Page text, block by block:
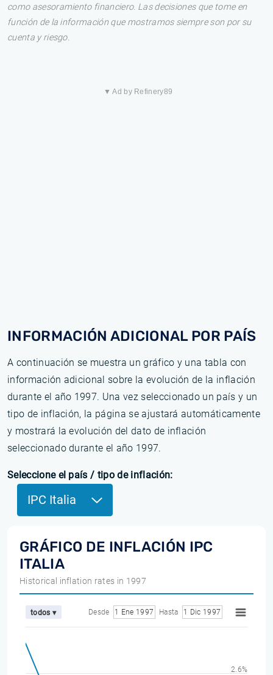
como asesoramiento financiero. Las decisiones que tome en
función de la información que mostramos siempre son por su
cuenta y riesgo.
▼ Ad by Refinery89
INFORMACIÓN ADICIONAL POR PAÍS
A continuación se muestra un gráfico y una tabla con
información adicional sobre la evolución de la inflación
durante el año 1997. Una vez seleccionado un país y un
tipo de inflación, la página se ajustará automáticamente
y mostrará la evolución del dato de inflación
seleccionado durante el año 1997.
Seleccione el país / tipo de inflación:
IPC Italia
GRÁFICO DE INFLACIÓN IPC
ITALIA
Historical inflation rates in 1997
todos ▾ Desde 1 Ene 1997 Hasta 1 Dic 1997
2.6%